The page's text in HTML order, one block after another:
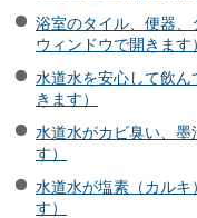
浴室のタイル、便器、
ウィンドウで開きます）
水道水を安心して飲ん
きます）
水道水がカビ臭い、墨
す）
水道水が塩素（カルキ
す）